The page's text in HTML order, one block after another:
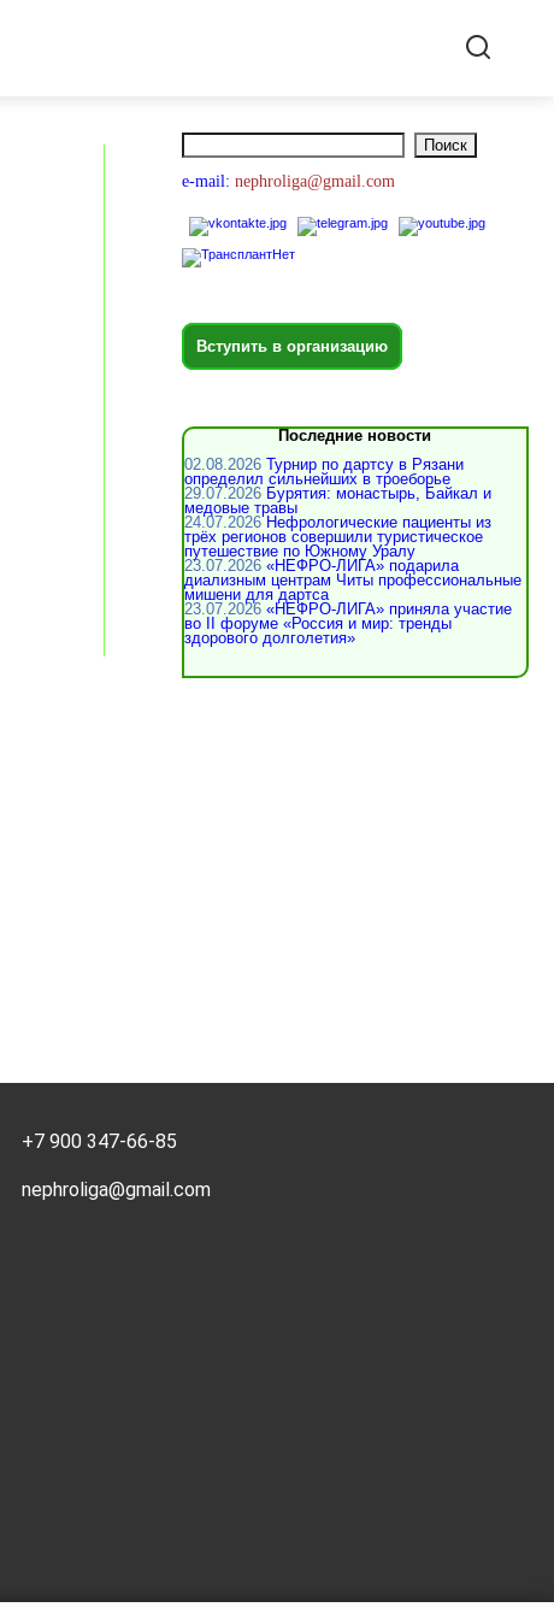
e-mail: nephroliga@gmail.com
Вступить в организацию
Последние новости
02.08.2026 Турнир по дартсу в Рязани
определил сильнейших в троеборье
29.07.2026 Бурятия: монастырь, Байкал и
медовые травы
24.07.2026 Нефрологические пациенты из
трёх регионов совершили туристическое
путешествие по Южному Уралу
23.07.2026 «НЕФРО-ЛИГА» подарила
диализным центрам Читы профессиональные
мишени для дартса
23.07.2026 «НЕФРО-ЛИГА» приняла участие
во II форуме «Россия и мир: тренды
здорового долголетия»
+7 900 347-66-85
nephroliga@gmail.com